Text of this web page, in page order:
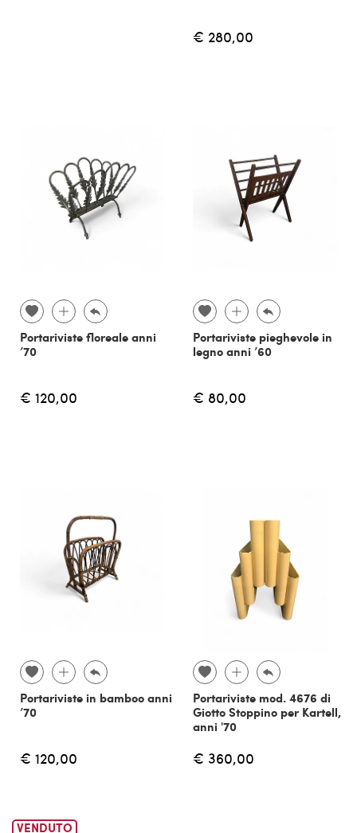
€ 280,00
Portariviste floreale anni
’70
€ 120,00
Portariviste pieghevole in
legno anni ’60
€ 80,00
Portariviste in bamboo anni
’70
€ 120,00
Portariviste mod. 4676 di
Giotto Stoppino per Kartell,
anni '70
€ 360,00
VENDUTO